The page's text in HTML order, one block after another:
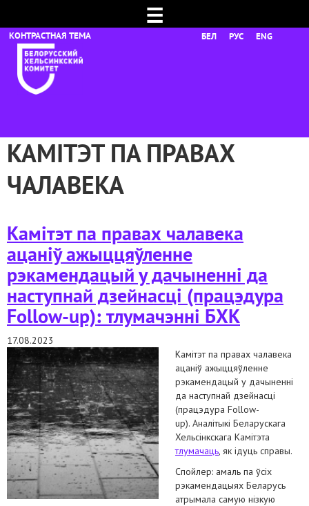
☰
БЕЛ РУС ENG
КАМІТЭТ ПА ПРАВАХ
ЧАЛАВЕКА
Камітэт па правах чалавека
ацаніў ажыццяўленне
рэкамендацый у дачыненні да
наступнай дзейнасці (працэдура
Follow-up): тлумачэнні БХК
17.08.2023
Камітэт па правах чалавека
ацаніў ажыццяўленне
рэкамендацый у дачыненні
да наступнай дзейнасці
(працэдура Follow-
up). Аналітыкі Беларускага
Хельсінкскага Камітэта
тлумачаць, як ідуць справы.
Спойлер: амаль па ўсіх
рэкамендацыях Беларусь
атрымала самую нізкую